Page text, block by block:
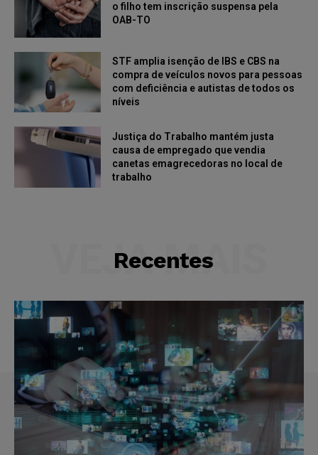
o filho tem inscrição suspensa pela
OAB-TO
STF amplia isenção de IBS e CBS na
compra de veículos novos para pessoas
com deficiência e autistas de todos os
níveis
Justiça do Trabalho mantém justa
causa de empregado que vendia
canetas emagrecedoras no local de
trabalho
Recentes
VEJA MAIS